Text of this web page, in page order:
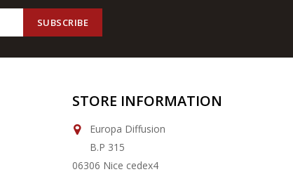
STORE INFORMATION
Europa Diffusion
B.P 315
06306 Nice cedex4